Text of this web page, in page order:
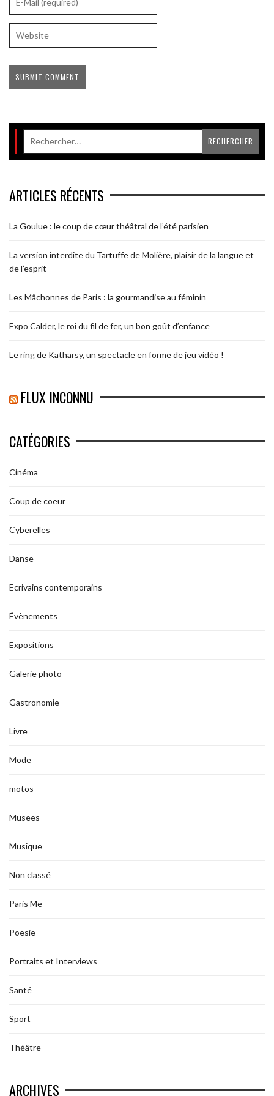
ARTICLES RÉCENTS
La Goulue : le coup de cœur théâtral de l’été parisien
La version interdite du Tartuffe de Molière, plaisir de la langue et
de l’esprit
Les Mâchonnes de Paris : la gourmandise au féminin
Expo Calder, le roi du fil de fer, un bon goût d’enfance
Le ring de Katharsy, un spectacle en forme de jeu vidéo !
FLUX INCONNU
CATÉGORIES
Cinéma
Coup de coeur
Cyberelles
Danse
Ecrivains contemporains
Évènements
Expositions
Galerie photo
Gastronomie
Livre
Mode
motos
Musees
Musique
Non classé
Paris Me
Poesie
Portraits et Interviews
Santé
Sport
Théâtre
ARCHIVES